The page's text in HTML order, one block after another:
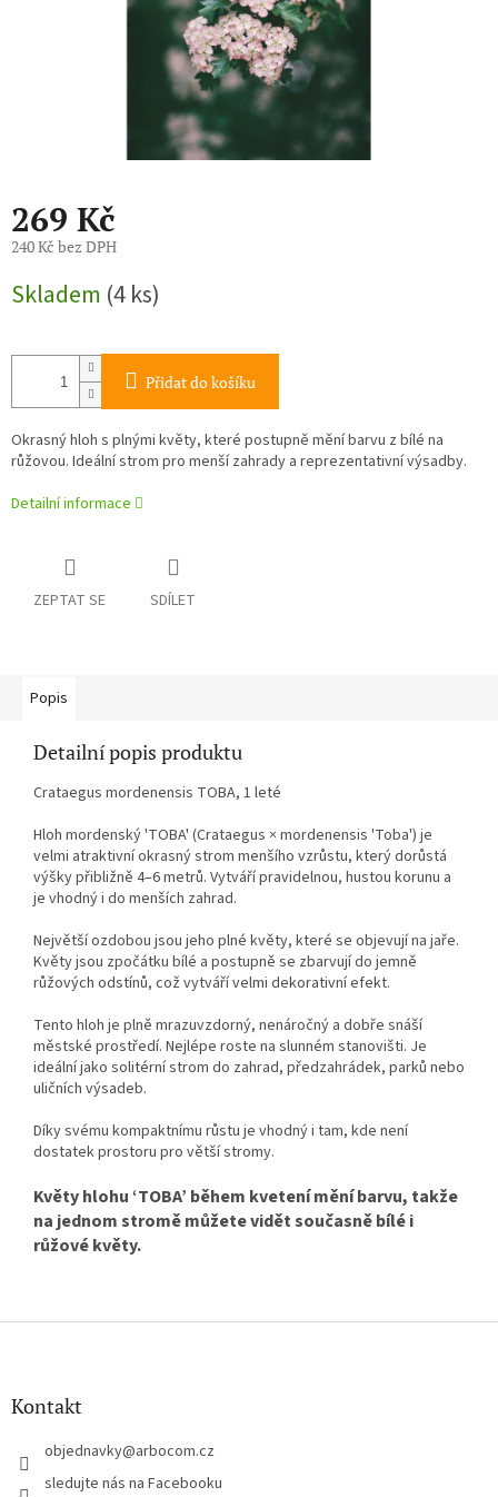
269 Kč
240 Kč bez DPH
cena:
Skladem (4 ks)
Přidat do košíku
Okrasný hloh s plnými květy, které postupně mění barvu z bílé na
růžovou. Ideální strom pro menší zahrady a reprezentativní výsadby.
Detailní informace
ZEPTAT SE SDÍLET
Popis
Detailní popis produktu
Crataegus mordenensis TOBA, 1 leté
Hloh mordenský 'TOBA' (Crataegus × mordenensis 'Toba') je
velmi atraktivní okrasný strom menšího vzrůstu, který dorůstá
výšky přibližně 4–6 metrů. Vytváří pravidelnou, hustou korunu a
je vhodný i do menších zahrad.
Největší ozdobou jsou jeho plné květy, které se objevují na jaře.
Květy jsou zpočátku bílé a postupně se zbarvují do jemně
růžových odstínů, což vytváří velmi dekorativní efekt.
Tento hloh je plně mrazuvzdorný, nenáročný a dobře snáší
městské prostředí. Nejlépe roste na slunném stanovišti. Je
ideální jako solitérní strom do zahrad, předzahrádek, parků nebo
uličních výsadeb.
Díky svému kompaktnímu růstu je vhodný i tam, kde není
dostatek prostoru pro větší stromy.
Květy hlohu ‘TOBA’ během kvetení mění barvu, takže
na jednom stromě můžete vidět současně bílé i
růžové květy.
Z
Kontakt
objednavky@arbocom.cz
sledujte nás na Facebooku